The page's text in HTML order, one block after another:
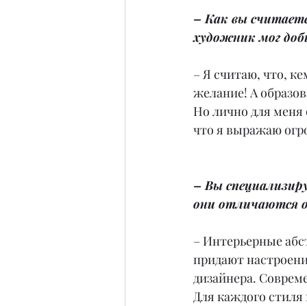
– Как вы
художник мог
– Я считаю, что,
желание! А
Но лично для меня
что я выражаю
– Вы
они отличаются
– Интерьерные
придают
дизайнера.
Для каждого